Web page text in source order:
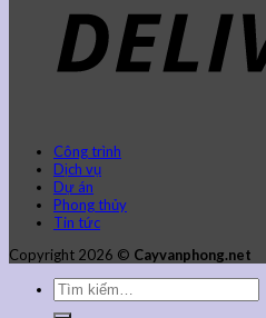
Công trình
Dịch vụ
Dự án
Phong thủy
Tin tức
Copyright 2026 © Cayvanphong.net